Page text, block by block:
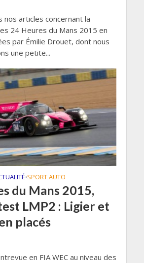
nos articles concernant la
24 Heures du Mans 2015 en
par Émilie Drouet, dont nous
une petite...
•SPORT AUTO
du Mans 2015,
LMP2 : Ligier et
placés
en FIA WEC au niveau des